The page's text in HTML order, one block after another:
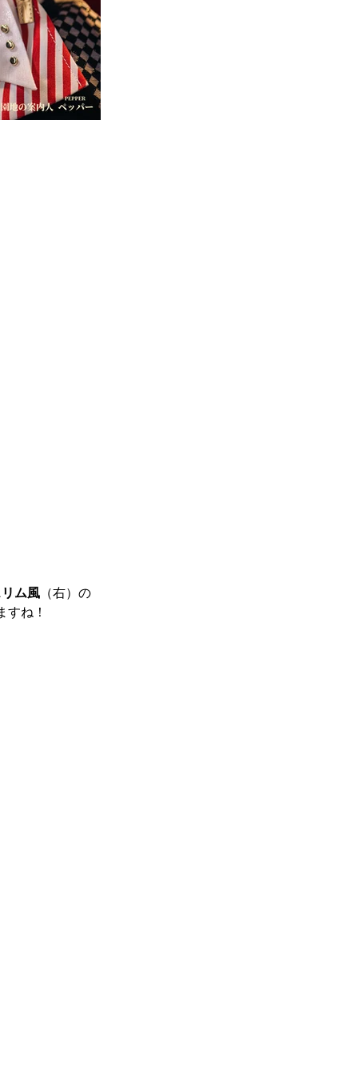
ム風 （右）の
ね！